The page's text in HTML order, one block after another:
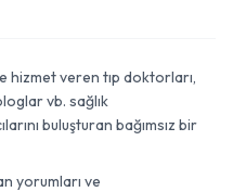
hizmet veren tıp doktorları,
vb. sağlık
buluşturan bağımsız bir
yorumları ve